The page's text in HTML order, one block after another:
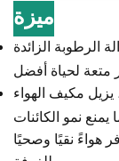
ميزة
الرطوبة الزائدة
يزيل مكيف الهواء
نمو الكائنات
هواءً نقيًا وصحيًا